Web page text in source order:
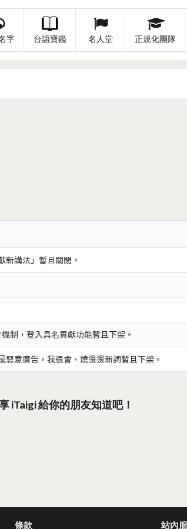
字 台語寶鑑 名人堂 正規化團隊
新講法」暫且關閉。
制，登入具名貢獻功能暫且下架。
意廣告，我很會、燒燙燙新詞暫且下架。
iTaigi 給你的朋友知道吧！
條款 站內